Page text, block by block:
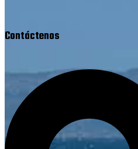
Contáctenos